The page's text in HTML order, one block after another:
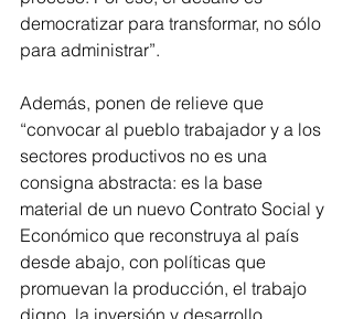
democratizar para transformar, no sólo
para administrar”.
Además, ponen de relieve que
“convocar al pueblo trabajador y a los
sectores productivos no es una
consigna abstracta: es la base
material de un nuevo Contrato Social y
Económico que reconstruya al país
desde abajo, con políticas que
promuevan la producción, el trabajo